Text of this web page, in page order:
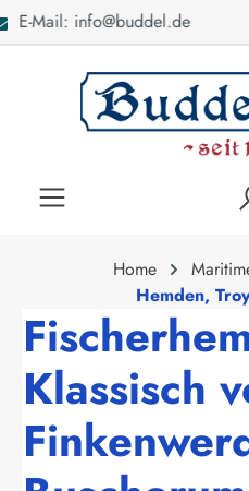
springen Bei Fragen:
Home
Hemden,
Klassisch